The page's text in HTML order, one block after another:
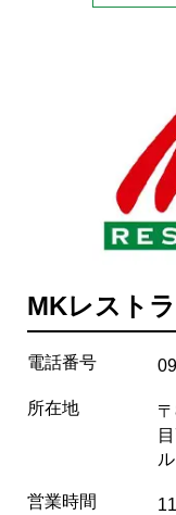
MKレスト
電話番号
所在地
営業時間